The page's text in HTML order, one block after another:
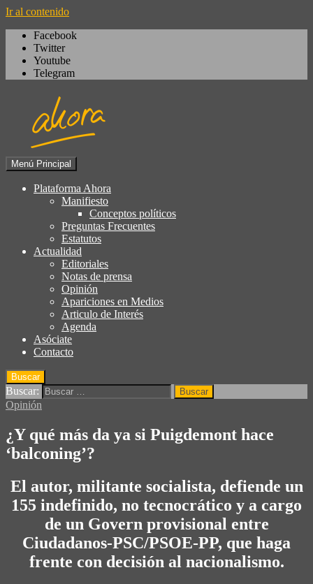
Ir al contenido
Facebook
Twitter
Youtube
Telegram
Plataforma Ahora
socialdemocracia, regeneración,
ciudadanía, laicismo, europeísmo
Menú Principal
Plataforma Ahora
Manifiesto
Conceptos políticos
Preguntas Frecuentes
Estatutos
Actualidad
Editoriales
Notas de prensa
Opinión
Apariciones en Medios
Articulo de Interés
Agenda
Asóciate
Contacto
Buscar
Buscar:
Opinión
¿Y qué más da ya si Puigdemont hace
‘balconing’?
El autor, militante socialista, defiende un
155 indefinido, no tecnocrático y a cargo
de un Govern provisional entre
Ciudadanos-PSC/PSOE-PP, que haga
frente con decisión al nacionalismo.